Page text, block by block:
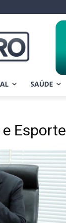
SAÚDE
Esporte